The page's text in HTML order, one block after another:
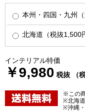
本州・四国・九州（
北海道（税抜1,500
インテリアル特価
￥9,980 税抜 （
※この
※北海
※沖縄